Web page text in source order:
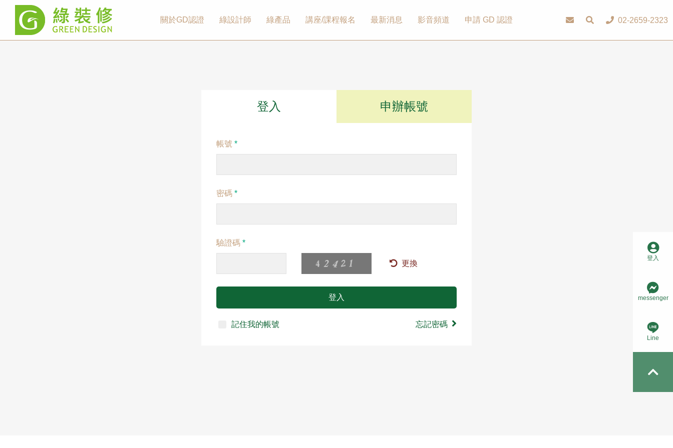
登入 申辦帳號
帳號 *
密碼 *
驗證碼 *
更換
登入
記住我的帳號 忘記密碼
02-2659-2323
關於GD認證 綠設計師 綠產品 講座/課程報名 最新消息 影音頻道 申請 GD 認證
登入
messenger
Line